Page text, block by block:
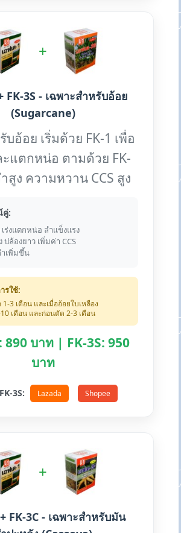
+
FK-3S - เฉพาะสำหรับอ้อย
(Sugarcane)
อ้อย เริ่มด้วย FK-1 เพื่อ
ะแตกหน่อ ตามด้วย FK-
สูง ความหวาน CCS สูง
คู่:
เร่งแตกหน่อ ลำแข็งแรง
ปล้องยาว เพิ่มค่า CCS
เพิ่มขึ้น
รใช้:
1-3 เดือน และเมื่ออ้อยใบเหลือง
10 เดือน และก่อนตัด 2-3 เดือน
890 บาท | FK-3S: 950
บาท
3S: Lazada Shopee
+
FK-3C - เฉพาะสำหรับมัน